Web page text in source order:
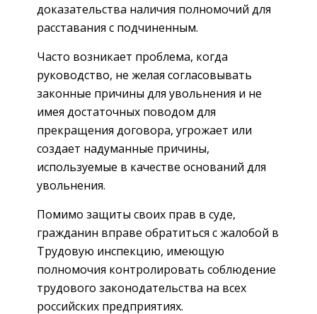
доказательства наличия полномочий для
расставания с подчиненным.
Часто возникает проблема, когда
руководство, не желая согласовывать
законные причины для увольнения и не
имея достаточных поводом для
прекращения договора, угрожает или
создает надуманные причины,
используемые в качестве оснований для
увольнения.
Помимо защиты своих прав в суде,
гражданин вправе обратиться с жалобой в
Трудовую инспекцию, имеющую
полномочия контролировать соблюдение
трудового законодательства на всех
российских предприятиях.